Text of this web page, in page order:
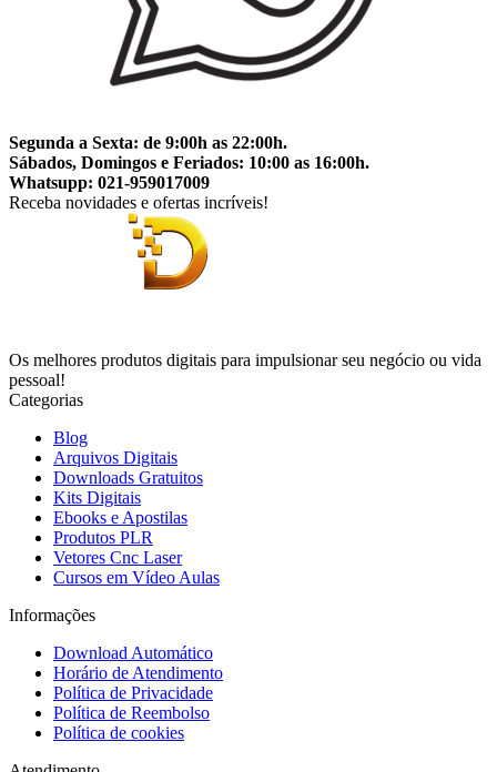
Segunda a Sexta: de 9:00h as 22:00h.
Sábados, Domingos e Feriados: 10:00 as 16:00h.
Whatsupp: 021-959017009
Receba novidades e ofertas incríveis!
Os melhores produtos digitais para impulsionar seu negócio ou vida
pessoal!
Categorias
Blog
Arquivos Digitais
Downloads Gratuitos
Kits Digitais
Ebooks e Apostilas
Produtos PLR
Vetores Cnc Laser
Cursos em Vídeo Aulas
Informações
Download Automático
Horário de Atendimento
Política de Privacidade
Política de Reembolso
Política de cookies